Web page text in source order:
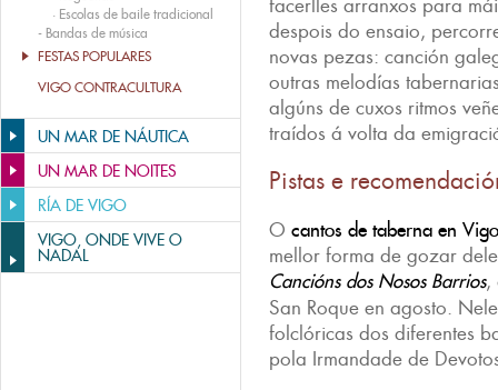
· Escolas de baile tradicional
- Bandas de música
FESTAS POPULARES
VIGO CONTRACULTURA
UN MAR DE NÁUTICA
UN MAR DE NOITES
RÍA DE VIGO
VIGO, ONDE VIVE O
NADAL
facerlles arranxos para
despois do ensaio,
novas pezas: canción
outras melodías
algúns de cuxos ritmos
traídos á volta da
Pistas e
O cantos de taberna en
mellor forma de gozar
Cancións dos Nosos Barrios,
San Roque en agosto.
folclóricas dos diferentes
pola Irmandade de